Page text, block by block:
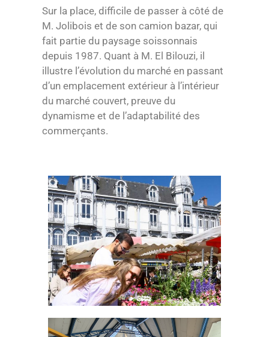
Sur la place, difficile de passer à côté de
M. Jolibois et de son camion bazar, qui
fait partie du paysage soissonnais
depuis 1987. Quant à M. El Bilouzi, il
illustre l’évolution du marché en passant
d’un emplacement extérieur à l’intérieur
du marché couvert, preuve du
dynamisme et de l’adaptabilité des
commerçants.